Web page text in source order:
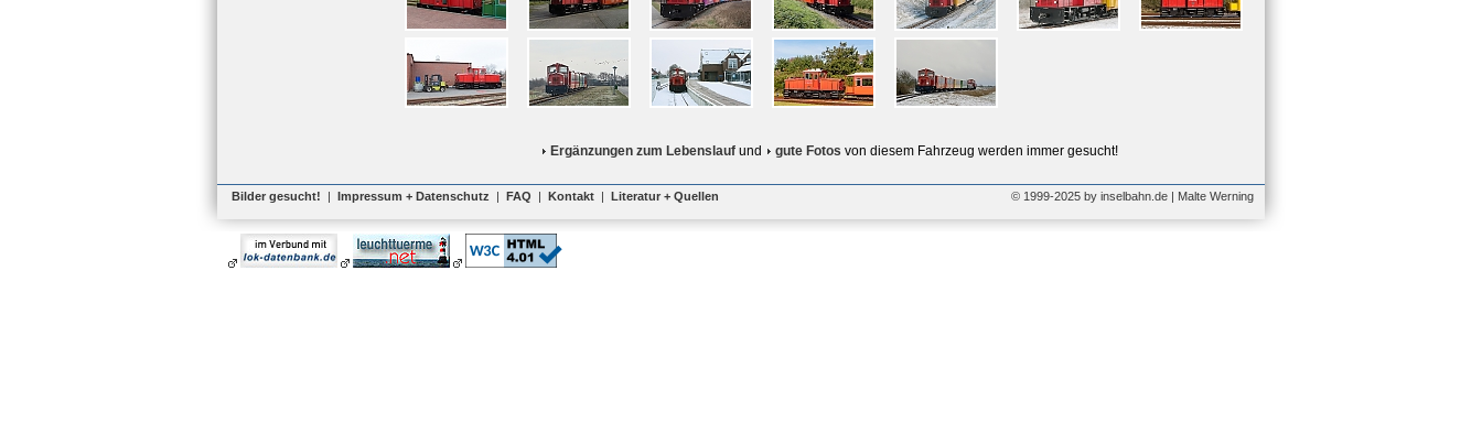
Ergänzungen zum Lebenslauf und gute Fotos von diesem Fahrzeug werden immer gesucht!
Bilder gesucht! | Impressum + Datenschutz | FAQ | Kontakt | Literatur + Quellen © 1999-2025 by inselbahn.de | Malte Werning